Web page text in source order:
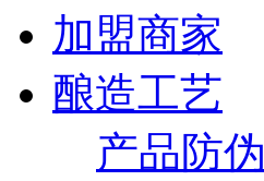
加盟商家
酿造工艺
产品防伪